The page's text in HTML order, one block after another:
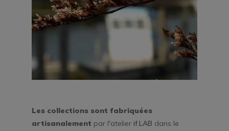
Les collections sont fabriquées
artisanalement par l'atelier if.LAB dans le